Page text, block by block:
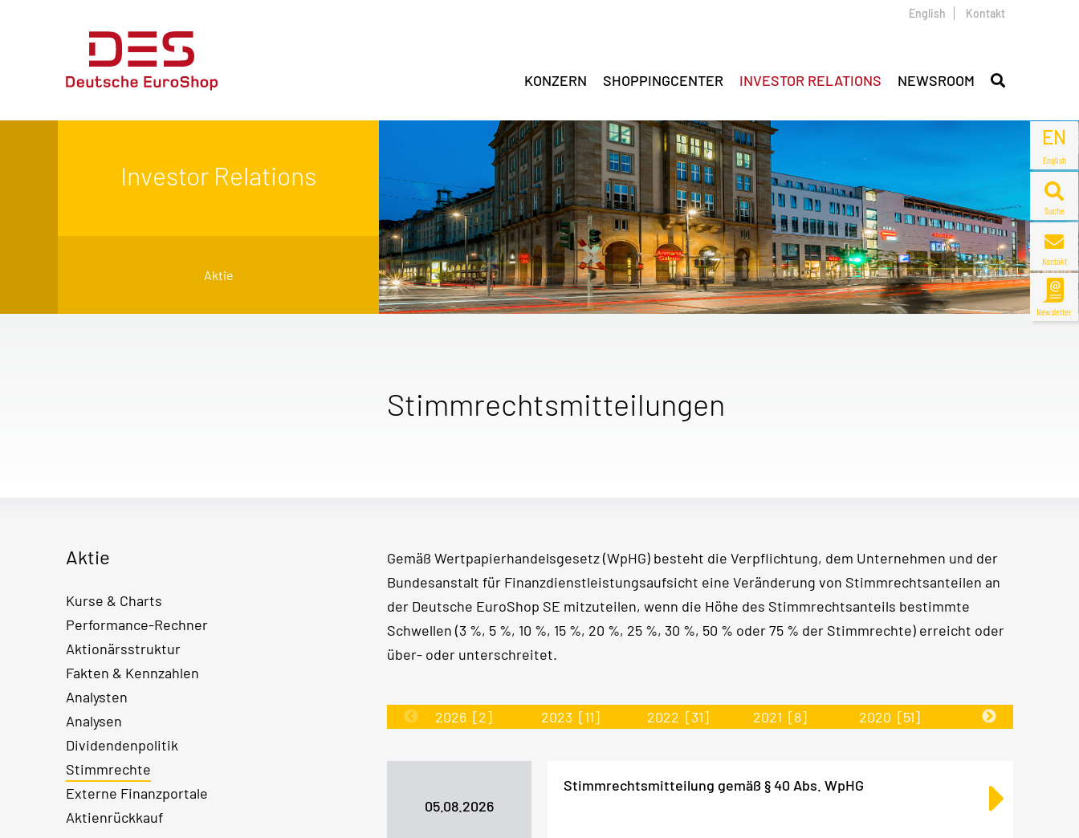
EN
English
Suche
Kontakt
Newsletter
English Kontakt
KONZERN SHOPPINGCENTER INVESTOR RELATIONS NEWSROOM
Investor Relations
Aktie
Stimmrechtsmitteilungen
Aktie
Kurse & Charts
Performance-Rechner
Aktionärsstruktur
Fakten & Kennzahlen
Analysten
Analysen
Dividendenpolitik
Stimmrechte
Externe Finanzportale
Aktienrückkauf
Gemäß Wertpapierhandelsgesetz (WpHG) besteht die Verpflichtung, dem Unternehmen und der
Bundesanstalt für Finanzdienstleistungsaufsicht eine Veränderung von Stimmrechtsanteilen an
der Deutsche EuroShop SE mitzuteilen, wenn die Höhe des Stimmrechtsanteils bestimmte
Schwellen (3 %, 5 %, 10 %, 15 %, 20 %, 25 %, 30 %, 50 % oder 75 % der Stimmrechte) erreicht oder
über- oder unterschreitet.
2026 [2] 2023 [11] 2022 [31] 2021 [8] 2020 [51] 2019
05.08.2026
Stimmrechtsmitteilung gemäß § 40 Abs. WpHG